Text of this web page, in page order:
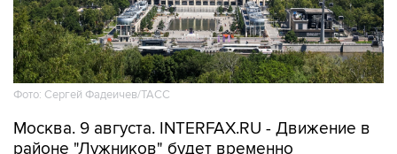
Фото: Сергей Фадеичев/ТАСС
Москва. 9 августа. INTERFAX.RU - Движение в
районе "Лужников" будет временно